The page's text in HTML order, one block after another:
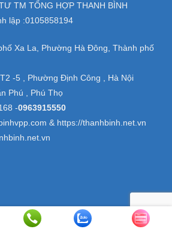
TM TỔNG HỢP THANH BÌNH
lập :0105858194
Xa La, Phường Hà Đông, Thành phố
-5 , Phường Định Công , Hà Nội
Phú , Phú Thọ
-0963915550
& https://thanhbinh.net.vn
© Văn phòng phẩm Thanh Bình